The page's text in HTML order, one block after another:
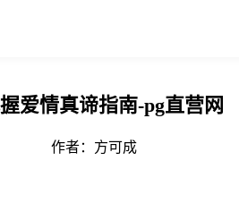
爱情真谛指南-pg直营网
作者： 方可成